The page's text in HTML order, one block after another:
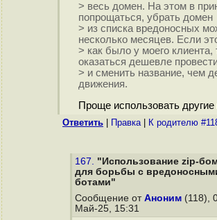
> весь домен. На этом в
попрощаться, убрать домен
> из списка вредоносных
несколько месяцев. Если
> как было у моего клиента,
оказаться дешевле
> и сменить название, чем
движения.
Проще использовать
Ответить Правка| К родителю
167. "Использование zip-
для борьбы с
ботами"
Сообщение от Аноним (118),
Май-25, 15:31